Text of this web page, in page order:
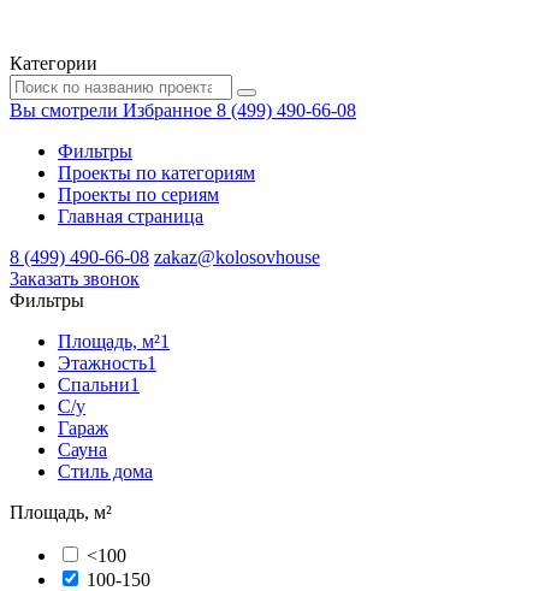
Категории
Вы смотрели Избранное 8 (499) 490-66-08
Фильтры
Проекты по категориям
Проекты по сериям
Главная страница
8 (499) 490-66-08 zakaz@kolosovhouse
3аказать звонок
Фильтры
Площадь, м²1
Этажность1
Спальни1
С/у
Гараж
Сауна
Стиль дома
Площадь, м²
<100
100-150